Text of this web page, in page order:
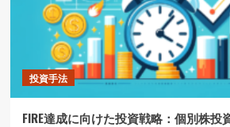
投資手法
FIRE達成に向けた投資戦略：個別株投